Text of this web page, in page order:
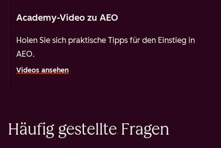
Academy-Video zu AEO
Holen Sie sich praktische Tipps für den Einstieg in
AEO.
Videos ansehen
Häufig gestellte Fragen